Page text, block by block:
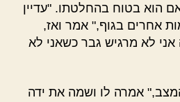
הוא בטוח בהחלטתו. "עדיין
אחרים בגוף," אמר ואז,
לא מרגיש גבר כשאני לא
אמרה לו ושמה את ידה